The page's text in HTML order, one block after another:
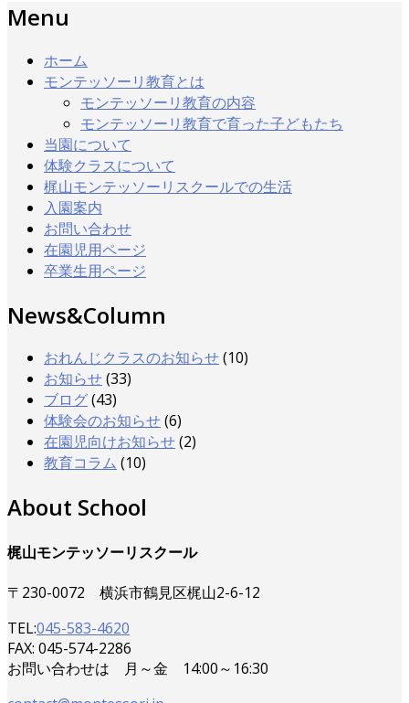
Menu
ホーム
モンテッソーリ教育とは
モンテッソーリ教育の内容
モンテッソーリ教育で育った子どもたち
当園について
体験クラスについて
梶山モンテッソーリスクールでの生活
入園案内
お問い合わせ
在園児用ページ
卒業生用ページ
News&Column
おれんじクラスのお知らせ(10)
お知らせ(33)
ブログ(43)
体験会のお知らせ(6)
在園児向けお知らせ(2)
教育コラム (10)
About School
梶山モンテッソーリスクール
〒230-0072 横浜市鶴見区梶山2-6-12
TEL:045-583-4620
FAX: 045-574-2286
お問い合わせは 月～金 14:00～16:30